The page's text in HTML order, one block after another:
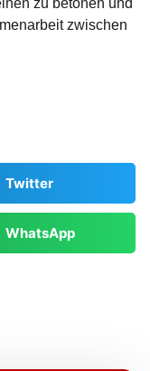
zu betonen und
zwischen
Twitter
WhatsApp